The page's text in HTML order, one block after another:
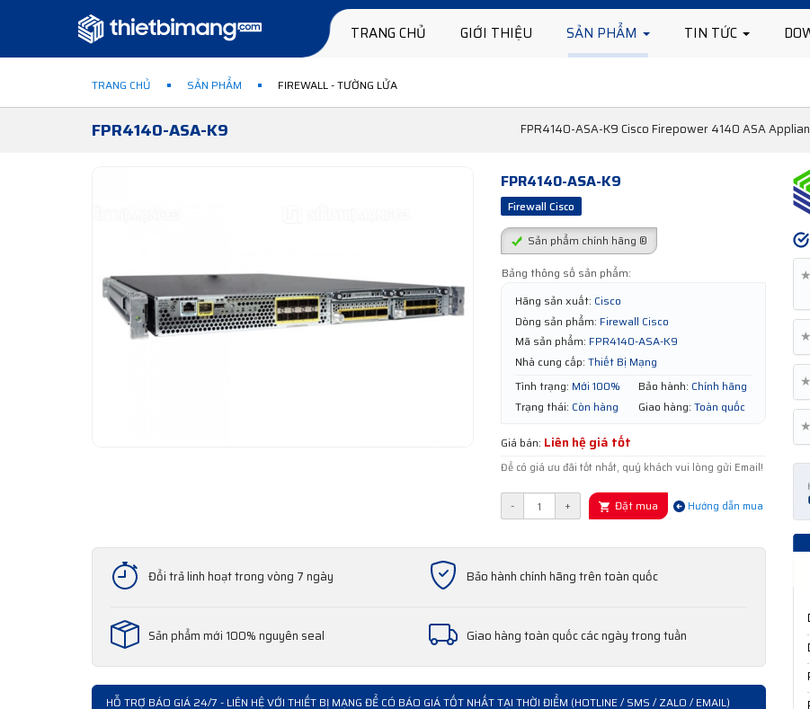
TRANG CHỦ GIỚI THIỆU SẢN PHẨM TIN TỨC
TRANG CHỦ SẢN PHẨM FIREWALL - TƯỜNG LỬA
FPR4140-ASA-K9 FPR4140-ASA-K9 Cisco Firepower 4140 ASA
FPR4140-ASA-K9
Firewall Cisco
Sản phẩm chính hãng ®
Bảng thông số sản phẩm:
Hãng sản xuất: Cisco
Dòng sản phẩm: Firewall Cisco
Mã sản phẩm: FPR4140-ASA-K9
Nhà cung cấp: Thiết Bị Mạng
Tình trạng: Mới 100% Bảo hành: Chính hãng
Trạng thái: Còn hàng Giao hàng: Toàn quốc
Giá bán: Liên hệ giá tốt
Để có giá ưu đãi tốt nhất, quý khách vui lòng gửi Email!
- + Đặt mua Hướng dẫn mua
Đổi trả linh hoạt trong vòng 7 ngày Bảo hành chính hãng trên toàn quốc
Sản phẩm mới 100% nguyên seal Giao hàng toàn quốc các ngày trong tuần
HỖ TRỢ BÁO GIÁ 24/7 - LIÊN HỆ VỚI THIẾT BỊ MẠNG ĐỂ CÓ BÁO GIÁ TỐT NHẤT TẠI THỜI ĐIỂM (HOTLINE / SMS / ZALO / EMAIL)
★
★
★
★